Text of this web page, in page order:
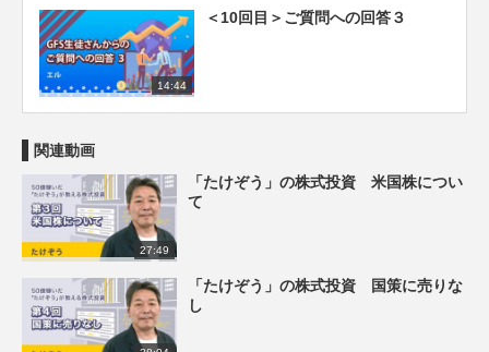
14:44
＜10回目＞ご質問への回答３
関連動画
27:49
「たけぞう」の株式投資 米国株につい
て
「たけぞう」の株式投資 国策に売りな
し